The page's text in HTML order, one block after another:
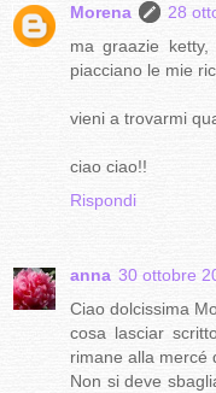
Morena
28
ma graazie
piacciano le mie
vieni a trovarmi
ciao ciao!!
Rispondi
anna 30 ottobre
Ciao dolcissima
cosa lasciar
rimane alla mercé
Non si deve